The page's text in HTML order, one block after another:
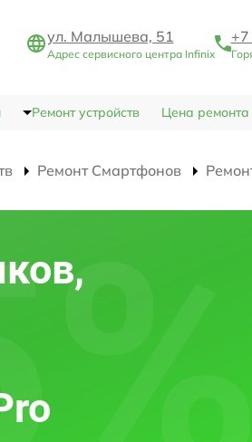
ул. Малышева, 51
Адрес сервисного центра Infinix
Ремонт устройств Цена ремонта
Ремонт Смартфонов